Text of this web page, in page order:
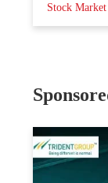
Stock Market